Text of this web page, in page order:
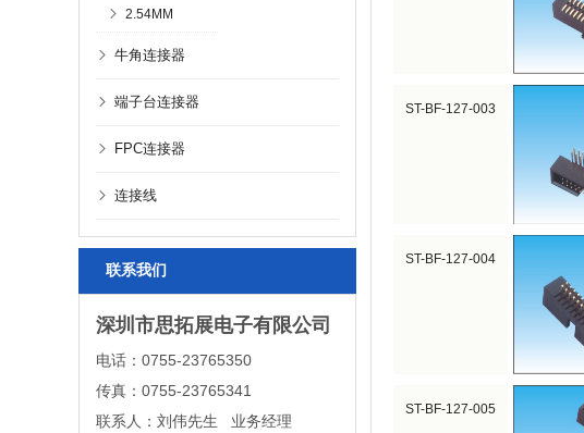
2.54MM
牛角连接器
端子台连接器
FPC连接器
连接线
联系我们
深圳市思拓展电子有限公司
电话：0755-23765350
传真：0755-23765341
联系人：刘伟先生 业务经理
ST-BF-127-003
ST-BF-127-004
ST-BF-127-005